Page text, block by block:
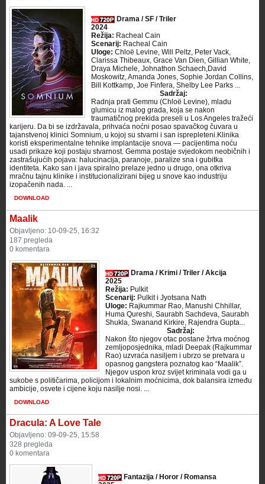
Drama / SF / Triler
2024
Režija: Racheal Cain
Scenarij: Racheal Cain
Uloge: Chloë Levine, Will Peltz, Peter Vack,
Clarissa Thibeaux, Grace Van Dien, Gillian White,
Draya Michele, Johnathon Schaech,David
Moskowitz, Amanda Jones, Sophie Jordan Collins,
Bill Kottkamp, Joe Finfera, Shelby Lee Parks ...
Sadržaj:
Radnja prati Gemmu (Chloë Levine), mladu
glumicu iz malog grada, koja se nakon
traumatičnog prekida preseli u Los Angeles tražeći
karijeru. Da bi se izdržavala, prihvaća noćni posao spavačkog čuvara u
tajanstvenoj klinici Somnium, u kojoj su stvarni i san isprepleteni.Klinika
koristi eksperimentalne tehnike implantacije snova — pacijentima noću
usadi prikaze koji postaju stvarnost. Gemma postaje svjedokom neobičnih i
zastrašujućih pojava: halucinacija, paranoje, paralize sna i gubitka
identiteta. Kako san i java spiralno prelaze jedno u drugo, ona otkriva
mračnu tajnu klinike i institucionalizirani bijeg u snove kao industriju
izopačenih nada. ...
DOWNLOAD
Maalik
Objavljeno: 10-09-25, 16:32
187 pregleda
0 komentara
Drama / Krimi / Triler / Akcija
2025
Režija: Pulkit
Scenarij: Pulkit i Jyotsana Nath
Uloge: Rajkummar Rao, Manushi Chhillar,
Huma Qureshi, Saurabh Sachdeva, Saurabh
Shukla, Swanand Kirkire, Rajendra Gupta...
Sadržaj:
Nakon što njegov otac postane žrtva moćnog
zemljoposjednika, mladi Deepak (Rajkummar
Rao) uzvraća nasiljem i ubrzo se pretvara u
opasnog gangstera poznatog kao “Maalik”.
Njegov uspon kroz svijet kriminala vodi ga u
sukobe s političarima, policijom i lokalnim moćnicima, dok balansira između
ambicije, osvete i cijene koju nasilje nosi. ...
DOWNLOAD
Dracula: A Love Tale
Objavljeno: 09-09-25, 15:58
328 pregleda
0 komentara
Fantazija / Horor / Romansa